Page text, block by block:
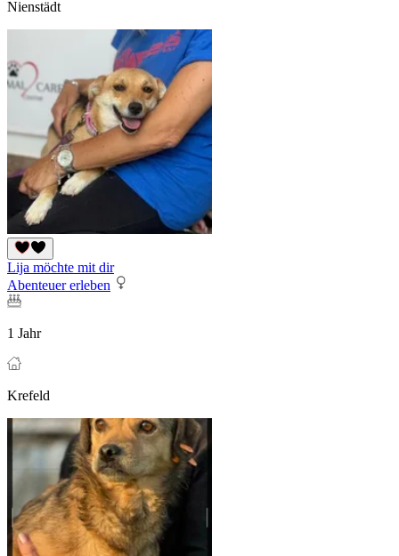
Nienstädt
Lija möchte mit dir
Abenteuer erleben
1 Jahr
Krefeld